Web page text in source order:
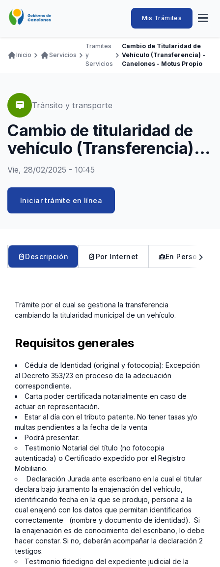
contenido
Intendencia
de
Canelones
Abrir
Navegación
Mis Trámites
Adquisiciones
Canelones Te Escucha
Teléfonos
Ruta
Inicio Servicios
Tramites
y
Servicios
Cambio de Titularidad de
Vehículo (Transferencia) -
Canelones - Motus Propio
Tránsito y transporte
Cambio de titularidad de
vehículo (Transferencia) -
Canelones - Motus propio
Vie, 28/02/2025 - 10:45
Iniciar trámite en línea
chevron_leftDescripción Por Internet En Persona
chevron_right
Trámite por el cual se gestiona la transferencia
cambiando la titularidad municipal de un vehículo.
Requisitos generales
Cédula de Identidad (original y fotocopia): Excepción
al Decreto 353/23 en proceso de la adecuación
correspondiente.
Carta poder certificada notarialmente en caso de
actuar en representación.
Estar al día con el tributo patente. No tener tasas y/o
multas pendientes a la fecha de la venta
Podrá presentar:
Testimonio Notarial del título (no fotocopia
autenticada) o Certificado expedido por el Registro
Mobiliario.
Declaración Jurada ante escribano en la cual el titular
declara bajo juramento la enajenación del vehículo,
identificando fecha en la que se produjo, persona a la
cual enajenó con los datos que permitan identificarlos
correctamente (nombre y documento de identidad). Si
la enajenación es de conocimiento del escribano, lo debe
hacer constar. Si no, deberán acompañar la declaración 2
testigos.
Testimonio fidedigno del expediente judicial de la